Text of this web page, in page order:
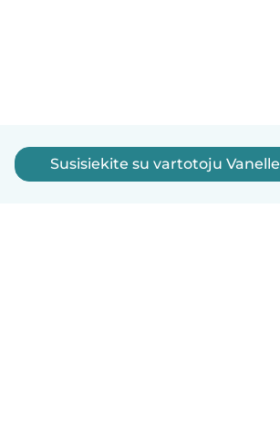
Susisiekite su vartotoju Vanelle